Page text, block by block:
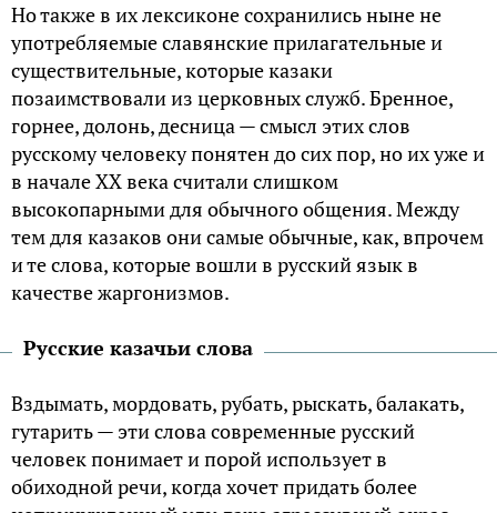
Но также в их лексиконе сохранились ныне не
употребляемые славянские прилагательные и
существительные, которые казаки
позаимствовали из церковных служб. Бренное,
горнее, долонь, десница — смысл этих слов
русскому человеку понятен до сих пор, но их уже и
в начале XX века считали слишком
высокопарными для обычного общения. Между
тем для казаков они самые обычные, как, впрочем
и те слова, которые вошли в русский язык в
качестве жаргонизмов.
Русские казачьи слова
Вздымать, мордовать, рубать, рыскать, балакать,
гутарить — эти слова современные русский
человек понимает и порой использует в
обиходной речи, когда хочет придать более